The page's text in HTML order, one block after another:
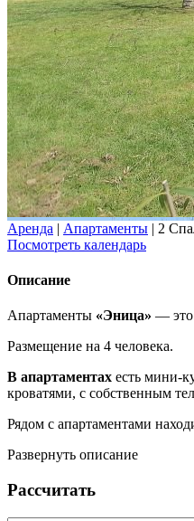
Аренда | Апартаменты | 2
Посмотреть календарь
Описание
Апартаменты «Эница» — это
Размещение на 4 человека.
В апартаментах есть мини-
кроватями, с собственным
Рядом с апартаментами
Развернуть описание
Рассчитать